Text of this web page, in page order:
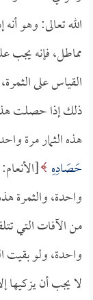
الله تعالى: وهو
مماطل، فإنه يجب
القياس على
ذلك إذا حصلت
هذه الثمار مرة
حَصَادِهِ
واحدة، والثمرة
من الآفات التي
واحدة، ولو بقيت
لا يجب أن يزكيها